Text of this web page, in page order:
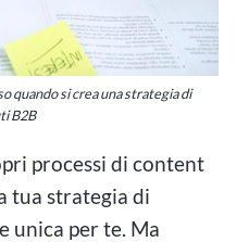
quando si crea una strategia di
B2B
processi di content
tua strategia di
unica per te. Ma